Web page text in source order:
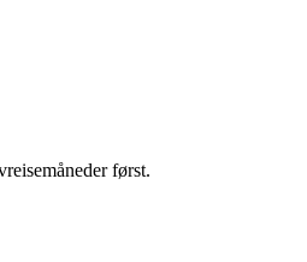
først.